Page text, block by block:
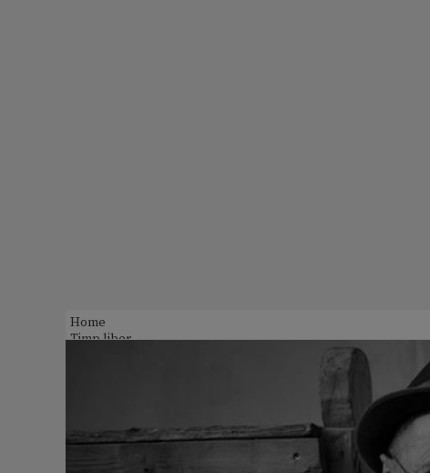
Home
Timp liber